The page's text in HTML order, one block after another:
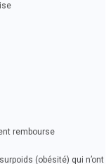
rembourse
(obésité) qui n’ont